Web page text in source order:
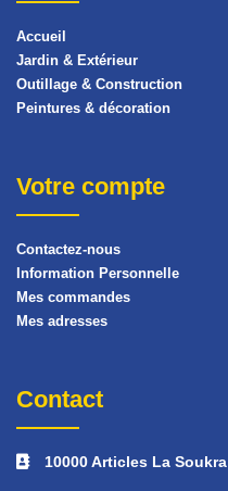
Accueil
Jardin & Extérieur
Outillage & Construction
Peintures & décoration
Votre compte
Contactez-nous
Information Personnelle
Mes commandes
Mes adresses
Contact
10000 Articles La Soukra